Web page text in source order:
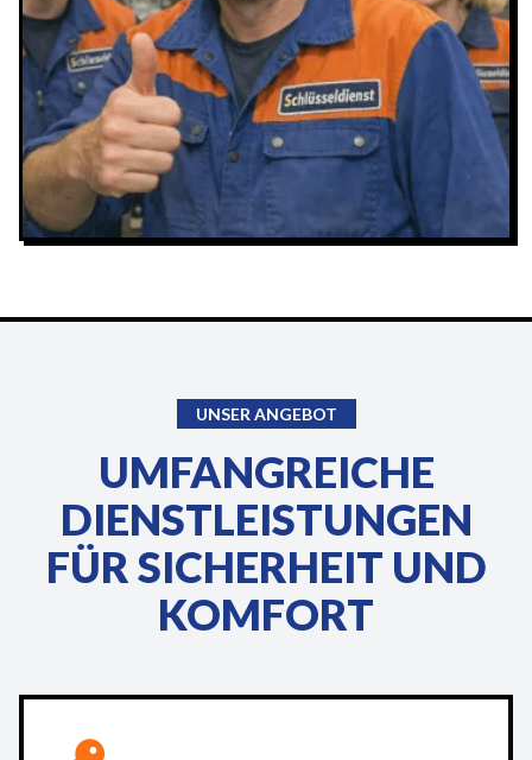
UNSER ANGEBOT
UMFANGREICHE
DIENSTLEISTUNGEN
FÜR SICHERHEIT UND
KOMFORT